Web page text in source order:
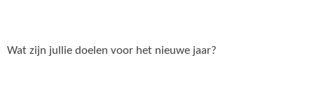
Wat zijn jullie doelen voor het nieuwe jaar?